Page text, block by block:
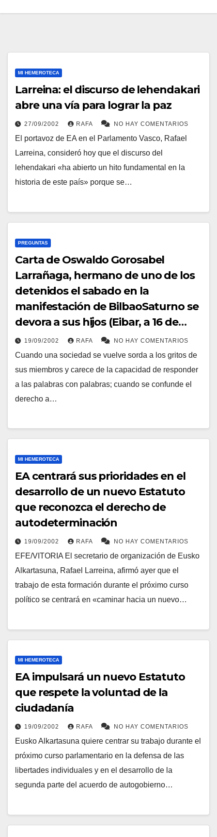
MI HEMEROTECA
Larreina: el discurso de lehendakari
abre una ví­a para lograr la paz
27/09/2002 RAFA NO HAY COMENTARIOS
El portavoz de EA en el Parlamento Vasco, Rafael
Larreina, consideró hoy que el discurso del
lehendakari «ha abierto un hito fundamental en la
historia de este paí­s» porque se…
PREGUNTAS
Carta de Oswaldo Gorosabel
Larrañaga, hermano de uno de los
detenidos el sabado en la
manifestación de BilbaoSaturno se
devora a sus hijos (Eibar, a 16 de
Septiembre de 2002)
19/09/2002 RAFA NO HAY COMENTARIOS
Cuando una sociedad se vuelve sorda a los gritos de
sus miembros y carece de la capacidad de responder
a las palabras con palabras; cuando se confunde el
derecho a…
MI HEMEROTECA
EA centrará sus prioridades en el
desarrollo de un nuevo Estatuto
que reconozca el derecho de
autodeterminación
19/09/2002 RAFA NO HAY COMENTARIOS
EFE/VITORIA El secretario de organización de Eusko
Alkartasuna, Rafael Larreina, afirmó ayer que el
trabajo de esta formación durante el próximo curso
polí­tico se centrará en «caminar hacia un nuevo…
MI HEMEROTECA
EA impulsará un nuevo Estatuto
que respete la voluntad de la
ciudadaní­a
19/09/2002 RAFA NO HAY COMENTARIOS
Eusko Alkartasuna quiere centrar su trabajo durante el
próximo curso parlamentario en la defensa de las
libertades individuales y en el desarrollo de la
segunda parte del acuerdo de autogobierno…